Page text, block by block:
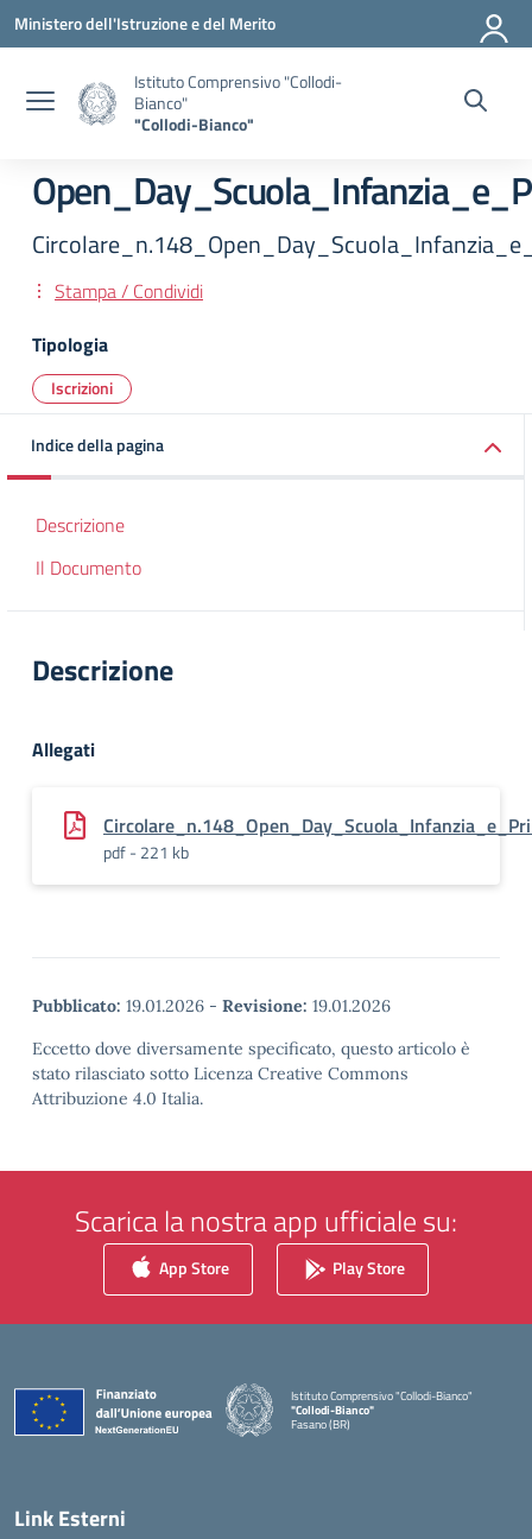
Vai ai contenuti
Vai al menu di navigazione
Vai al footer
Ministero dell'Istruzione e del Merito
Istituto Comprensivo "Collodi-
Bianco"
"Collodi-Bianco"
Stampa / Condividi
Tipologia
Iscrizioni
Indice della pagina
Descrizione
Il Documento
Descrizione
Allegati
pdf - 221 kb
Pubblicato: 19.01.2026 - Revisione: 19.01.2026
Eccetto dove diversamente specificato, questo articolo è
stato rilasciato sotto Licenza Creative Commons
Attribuzione 4.0 Italia.
Scarica la nostra app ufficiale su:
App Store Play Store
Istituto Comprensivo "Collodi-Bianco"
"Collodi-Bianco"
Fasano (BR)
Link Esterni